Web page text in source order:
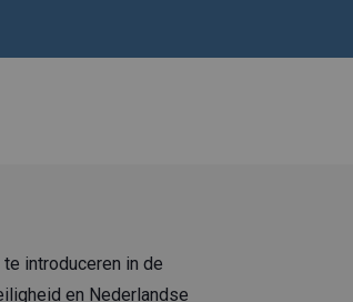
introduceren in de
en Nederlandse